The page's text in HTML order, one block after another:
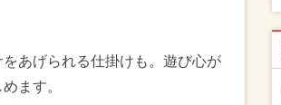
あげられる仕掛けも。遊び心が
ます。